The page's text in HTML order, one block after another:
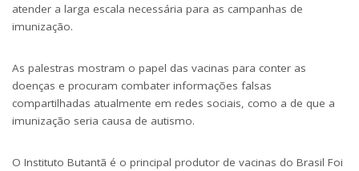
atender a larga escala necessária para as campanhas de
imunização.
As palestras mostram o papel das vacinas para conter as
doenças e procuram combater informações falsas
compartilhadas atualmente em redes sociais, como a de que a
imunização seria causa de autismo.
O Instituto Butantã é o principal produtor de vacinas do Brasil Foi